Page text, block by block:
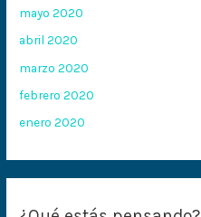
mayo 2020
abril 2020
marzo 2020
febrero 2020
enero 2020